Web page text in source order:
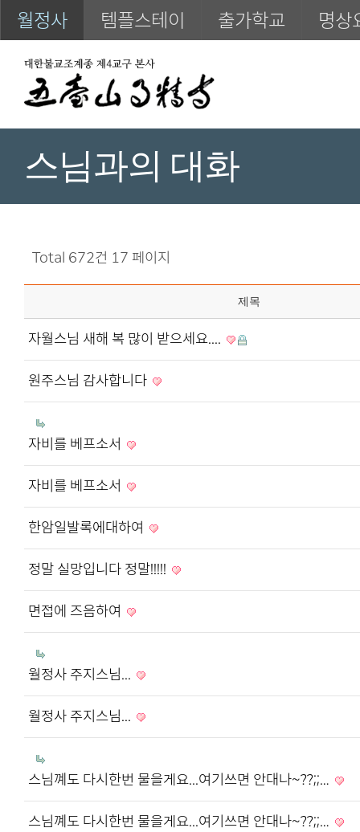
월정사 템플스테이 출가학교 명상
스님과의 대화
Total 672건 17 페이지
제목
자월스님 새해 복 많이 받으세요....
원주스님 감사합니다
자비를 베프소서
자비를 베프소서
한암일발록에대하여
정말 실망입니다 정말!!!!!
면접에 즈음하여
월정사 주지스님...
월정사 주지스님...
스님꼐도 다시한번 물을게요...여기쓰면 안대나~??;;…
스님꼐도 다시한번 물을게요...여기쓰면 안대나~??;;…